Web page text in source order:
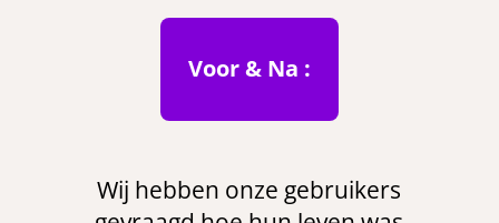
Voor & Na :
Wij hebben onze gebruikers